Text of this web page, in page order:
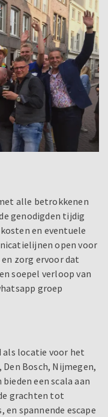
alle betrokkenen
genodigden tijdig
en eventuele
open voor
zorg ervoor dat
soepel verloop van
groep
als locatie voor het
Bosch, Nijmegen,
een scala aan
grachten tot
spannende escape